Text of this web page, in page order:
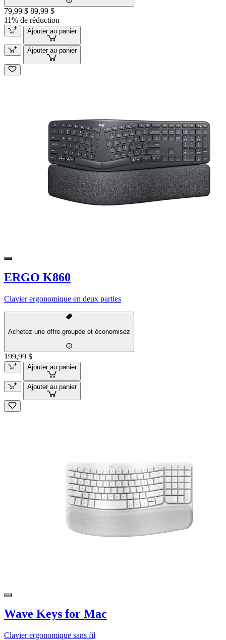
79,99 $ 89,99 $
11% de réduction
Ajouter au panier
Ajouter au panier
ERGO K860
Clavier ergonomique en deux parties
Achetez une offre groupée et économisez
199,99 $
Ajouter au panier
Ajouter au panier
Wave Keys for Mac
Clavier ergonomique sans fil